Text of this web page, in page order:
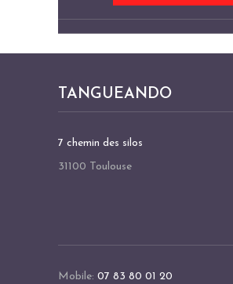
TANGUEANDO
7 chemin des silos
31100 Toulouse
Mobile: 07 83 80 01 20